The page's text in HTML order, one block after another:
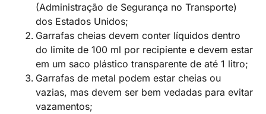
(Administração de Segurança no Transporte)
dos Estados Unidos;
Garrafas cheias devem conter líquidos dentro
do limite de 100 ml por recipiente e devem estar
em um saco plástico transparente de até 1 litro;
Garrafas de metal podem estar cheias ou
vazias, mas devem ser bem vedadas para evitar
vazamentos;